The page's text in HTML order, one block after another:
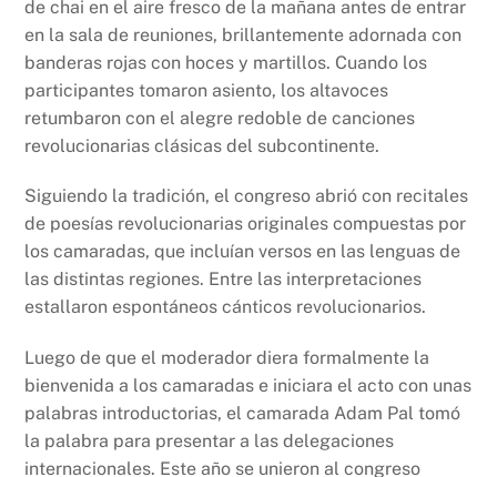
de chai en el aire fresco de la mañana antes de entrar
en la sala de reuniones, brillantemente adornada con
banderas rojas con hoces y martillos. Cuando los
participantes tomaron asiento, los altavoces
retumbaron con el alegre redoble de canciones
revolucionarias clásicas del subcontinente.
Siguiendo la tradición, el congreso abrió con recitales
de poesías revolucionarias originales compuestas por
los camaradas, que incluían versos en las lenguas de
las distintas regiones. Entre las interpretaciones
estallaron espontáneos cánticos revolucionarios.
Luego de que el moderador diera formalmente la
bienvenida a los camaradas e iniciara el acto con unas
palabras introductorias, el camarada Adam Pal tomó
la palabra para presentar a las delegaciones
internacionales. Este año se unieron al congreso